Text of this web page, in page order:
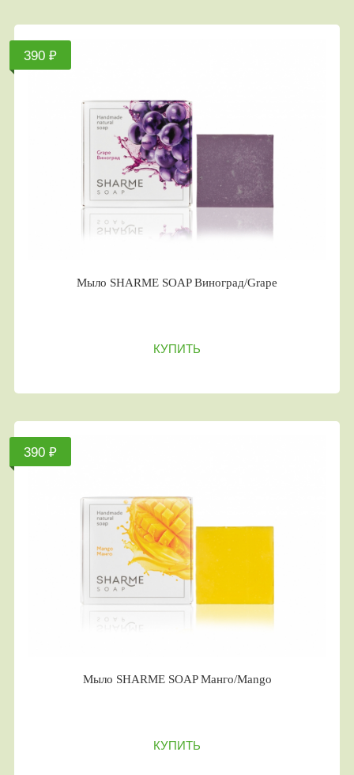
390 ₽
Мыло SHARME SOAP Виноград/Grape
КУПИТЬ
390 ₽
Мыло SHARME SOAP Манго/Mango
КУПИТЬ